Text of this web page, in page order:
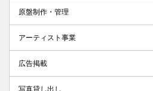
原盤制作・管理
アーティスト事業
広告掲載
写真貸し出し